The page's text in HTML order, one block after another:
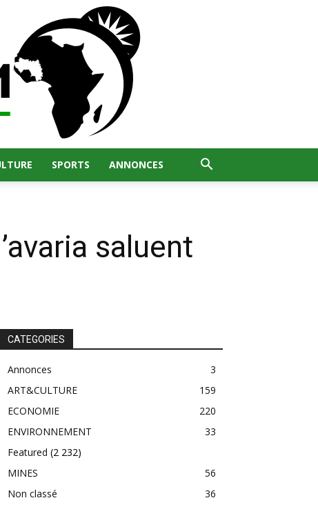
SPORTS ANNONCES
saluent
CATEGORIES
Annonces
3
ART&CULTURE
159
ECONOMIE
220
ENVIRONNEMENT
33
Featured (2 232)
MINES
56
Non classé
36